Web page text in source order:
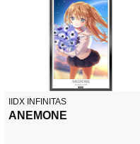
IIDX INFINITAS
ANEMONE